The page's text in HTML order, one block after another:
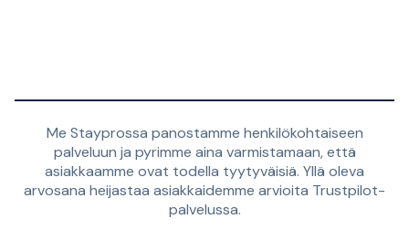
Me Stayprossa panostamme henkilökohtaiseen
palveluun ja pyrimme aina varmistamaan, että
asiakkaamme ovat todella tyytyväisiä. Yllä oleva
arvosana heijastaa asiakkaidemme arvioita Trustpilot-
palvelussa.